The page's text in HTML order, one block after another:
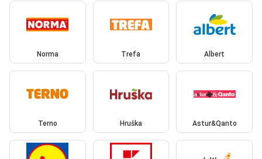
Norma Trefa Albert
Terno Hruška Astur&Qanto